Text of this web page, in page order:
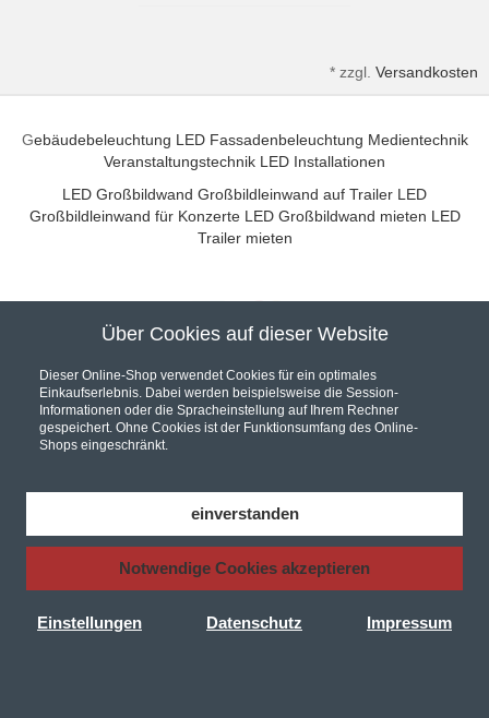
* zzgl. Versandkosten
Gebäudebeleuchtung LED Fassadenbeleuchtung Medientechnik
Veranstaltungstechnik LED Installationen
LED Großbildwand Großbildleinwand auf Trailer LED
Großbildleinwand für Konzerte LED Großbildwand mieten LED
Trailer mieten
Bei uns finden Sie eine riesen Auswahl anAV Receiver,Car Hifi,
Lautsprecher, in unserem Shop finden Sie
zudem zu jedem Produkt das entsprechendeAudio Video Kabel
Autorisierter Händler für KRELL VTL Perlisten ATC Velodyne
DenonYamaha Marantz Pioneer OnkyoPro-Ject Plattenspieler
Bluesound Cambridge Audio Isotek uvm
Über Cookies auf dieser Website
Dieser Online-Shop verwendet Cookies für ein optimales
Einkaufserlebnis. Dabei werden beispielsweise die Session-
Informationen oder die Spracheinstellung auf Ihrem Rechner
gespeichert. Ohne Cookies ist der Funktionsumfang des Online-
Shops eingeschränkt.
einverstanden
Notwendige Cookies akzeptieren
Einstellungen Datenschutz Impressum